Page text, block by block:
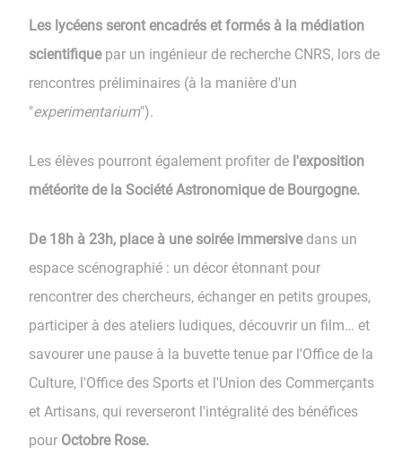
Les lycéens seront encadrés et formés à la médiation
scientifiquepar un ingénieur de recherche CNRS, lors de
rencontres préliminaires (à la manière d'un
"experimentarium").
Les élèves pourront également profiter de l'exposition
météorite de la Société Astronomique de Bourgogne.
De 18h à 23h, place à une soirée immersivedans un
espace scénographié : un décor étonnant pour
rencontrer des chercheurs, échanger en petits groupes,
participer à des ateliers ludiques, découvrir un film… et
savourer une pause à la buvette tenue par l'Office de la
Culture, l'Office des Sports et l'Union des Commerçants
et Artisans, qui reverseront l'intégralité des bénéfices
pour Octobre Rose.